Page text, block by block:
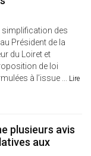
des
Président de la
du Loiret et
de loi
à l’issue ... Lire
plusieurs avis
aux